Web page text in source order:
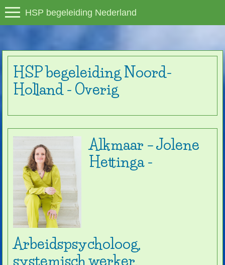
HSP begeleiding Nederland
HSP begeleiding Noord-
Holland - Overig
Alkmaar – Jolene
Hettinga -
Arbeidspsycholoog,
systemisch werker,